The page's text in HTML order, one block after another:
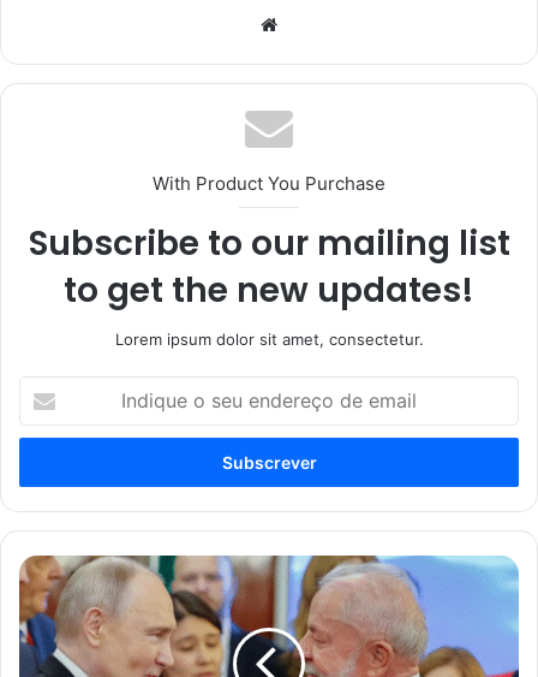
With Product You Purchase
Subscribe to our mailing list
to get the new updates!
Lorem ipsum dolor sit amet, consectetur.
seu
de
email
Tribunal
Penal
Internacional
pressiona
Brasil